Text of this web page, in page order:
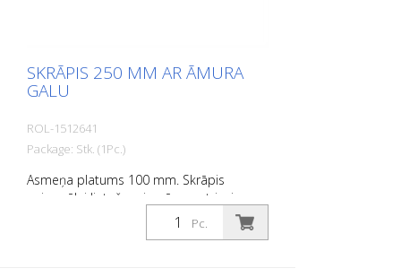
SKRĀPIS 250 MM AR ĀMURA
GALU
ROL-1512641
Package: Stk. (1Pc.)
Asmeņa platums 100 mm. Skrāpis
universālai lietošanai ar āmura trieciena
Pc.